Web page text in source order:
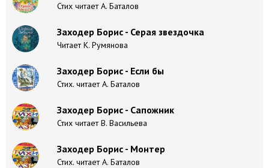
Стих читает А. Баталов
Заходер Борис - Серая звездочка
Читает К. Румянова
Заходер Борис - Если бы
Стих. читает А. Баталов
Заходер Борис - Сапожник
Стих читает В. Васильева
Заходер Борис - Монтер
Стих. читает А. Баталов